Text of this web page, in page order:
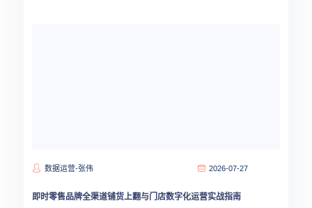
数据运营-张伟 2026-07-27
即时零售品牌全渠道铺货上翻与门店数字化运营实战指南